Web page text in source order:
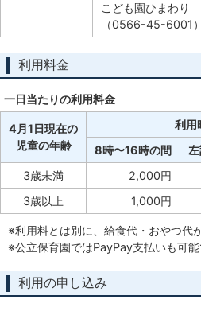
こども園ひまわり
（0566-45-6001）
利用料金
一日当たりの利用料金
4月1日現在の
児童の年齢
利用
8時〜16時の間
3歳未満
2,000円
3歳以上
1,000円
※利用料とは別に、給食代・おやつ代
※公立保育園ではPayPay支払いも可能
利用の申し込み